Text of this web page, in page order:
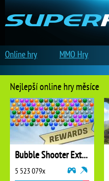
Nejlepší online hry měsíce
Bubble Shooter Extreme
5 523 079x
Online hry MMO Hry